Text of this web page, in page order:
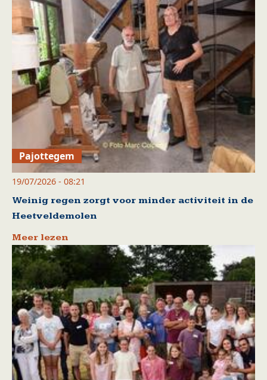
Pajottegem
19/07/2026 - 08:21
Weinig regen zorgt voor minder activiteit in de
Heetveldemolen
Meer lezen